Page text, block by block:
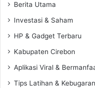
Berita Utama
Investasi & Saham
HP & Gadget Terbaru
Kabupaten Cirebon
Aplikasi Viral &
Tips Latihan & Kebugaran